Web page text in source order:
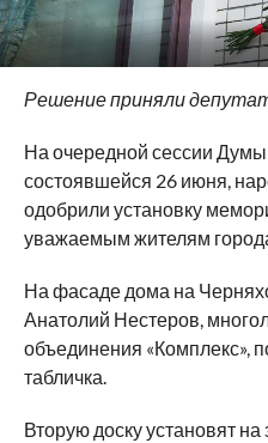
Решение приняли
На очередной сессии Думы
состоявшейся 26 июня,
одобрили установку
уважаемым жителям
На фасаде дома на
Анатолий Нестеров,
объединения «Комплекс»,
табличка.
Вторую доску установят